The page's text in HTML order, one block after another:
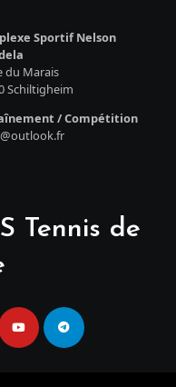
Sportif Nelson
du Marais
Schiltigheim
/ Compétition
Tennis de